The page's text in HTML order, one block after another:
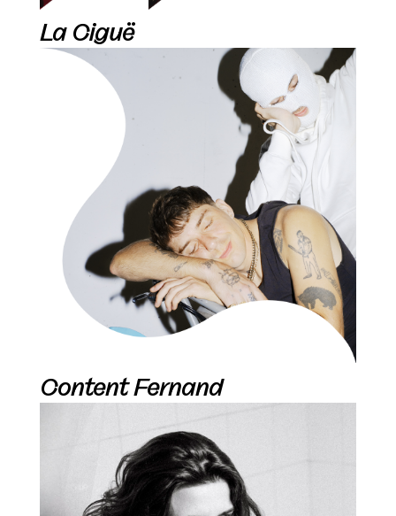
La Ciguë
Content Fernand